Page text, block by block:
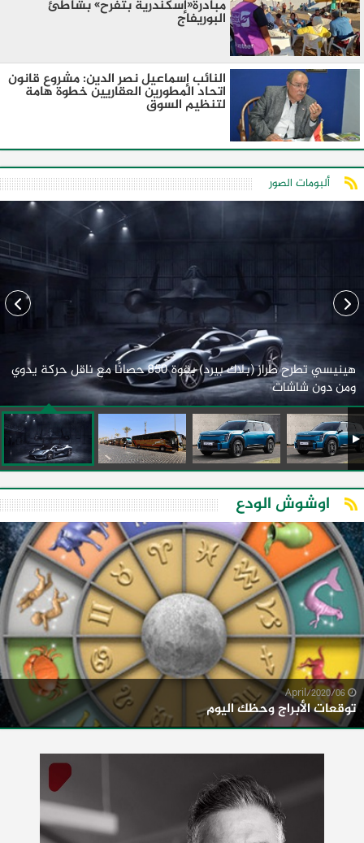
مبادرة«إسكندرية بتفرح» بشاطئ
البوريفاج
النائب إسماعيل نصر الدين: مشروع قانون
اتحاد المطورين العقاريين خطوة هامة
لتنظيم السوق
ألبومات الصور
هينيسي تطرح طراز (بلاك بيرد) بقوة 850 حصانًا مع ناقل حركة يدوي
ومن دون شاشات
اوشوش الودع
توقعات الأبراج وحظك اليوم